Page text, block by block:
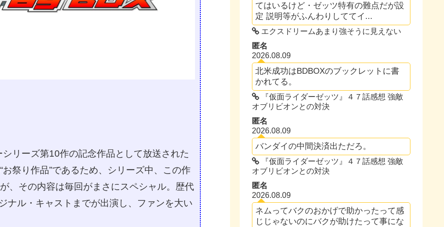
リーズ第10作の記念作品として放送された
祭り作品”であるため、シリーズ中、この作
、その内容は毎回がまさにスペシャル。歴代
ナル・キャストまでが出演し、ファンを大い
てはいるけど・ゼッツ特有の難点だが設
定 説明等がふんわりしててイ...
エクスドリームあまり強そうに見えない
匿名
2026.08.09
北米成功はBDBOXのブックレットに書
かれてる。
『仮面ライダーゼッツ』４７話感想 強敵
オブリビオンとの対決
匿名
2026.08.09
バンダイの中間決済出ただろ。
『仮面ライダーゼッツ』４７話感想 強敵
オブリビオンとの対決
匿名
2026.08.09
ネムってバクのおかげで助かったって感
じじゃないのにバクが助けたって事にな